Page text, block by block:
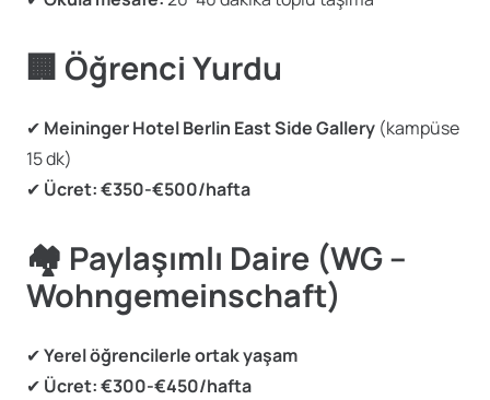
🏢 Öğrenci Yurdu
✔ Meininger Hotel Berlin East Side Gallery (kampüse
15 dk)
✔ Ücret:€350-€500/hafta
🏘️ Paylaşımlı Daire (WG –
Wohngemeinschaft)
✔Yerel öğrencilerle ortak yaşam
✔ Ücret:€300-€450/hafta